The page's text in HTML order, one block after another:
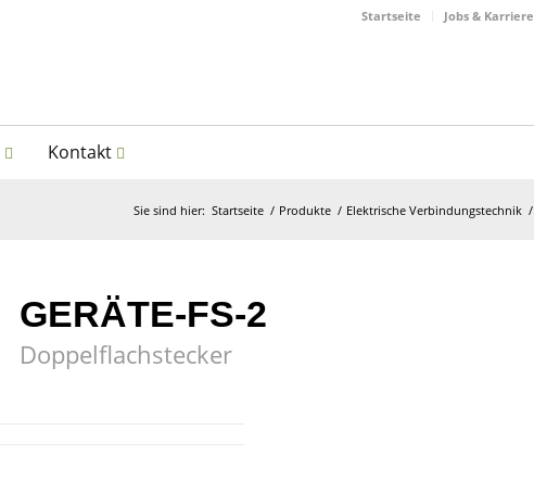
Startseite Jobs & Karriere
Kontakt
Sie sind hier: Startseite / Produkte / Elektrische Verbindungstechnik /
GERÄTE-FS-2
Doppelflachstecker